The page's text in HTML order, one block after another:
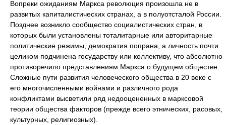
Вопреки ожиданиям Маркса революция произошла не в
развитых капиталистических странах, а в полуотсталой России.
Позднее возникло сообщество социалистических стран, в
которых были установлены тоталитарные или авторитарные
политические режимы, демократия попрана, а личность почти
целиком подчинена государству или коллективу, что абсолютно
противоречило представлениям Маркса о будущем обществе.
Сложные пути развития человеческого общества в 20 веке с
его многочисленными войнами и различного рода
конфликтами высветили ряд недооцененных в марксовой
теории общества факторов (прежде всего этнических, расовых,
культурных, религиозных).